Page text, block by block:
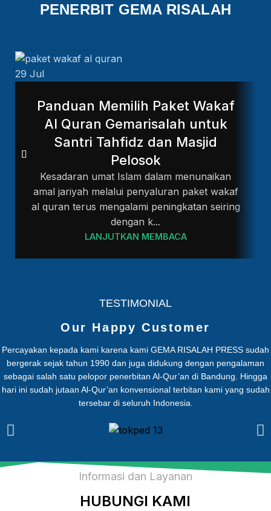
PENERBIT GEMA RISALAH
29 Jul
Panduan Memilih Paket Wakaf
Al Quran Gemarisalah untuk
Santri Tahfidz dan Masjid
Pelosok
Kesadaran umat Islam dalam menunaikan
amal jariyah melalui penyaluran paket wakaf
al quran terus mengalami peningkatan seiring
dengan k...
LANJUTKAN MEMBACA
TESTIMONIAL
Our Happy Customer
Percayakan kepada kami karena kami GEMA RISALAH PRESS sudah
bergerak sejak tahun 1990 dan juga didukung dengan pengalaman
sebagai salah satu pelopor penerbitan Al-Qur’an di Bandung. Hingga
hari ini sudah jutaan Al-Qur’an konvensional terbitan kami yang sudah
tersebar di seluruh Indonesia.
Informasi dan Layanan
HUBUNGI KAMI